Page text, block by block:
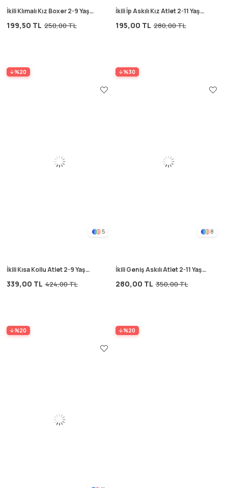
İkili Klımalı Kız Boxer 2-9 Yaş
199,50 TL 250,00 TL
%20
İkili İp Askılı Kız Atlet 2-11 Yaş
195,00 TL 280,00 TL
%30
5
İkili Kısa Kollu Atlet 2-9 Yaş
339,00 TL 424,00 TL
%20
8
İkili Geniş Askılı Atlet 2-11 Yaş
280,00 TL 350,00 TL
%20